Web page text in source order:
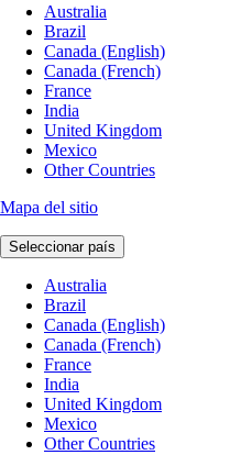
Australia
Brazil
Canada (English)
Canada (French)
France
India
United Kingdom
Mexico
Other Countries
Mapa del sitio
Seleccionar país
Australia
Brazil
Canada (English)
Canada (French)
France
India
United Kingdom
Mexico
Other Countries